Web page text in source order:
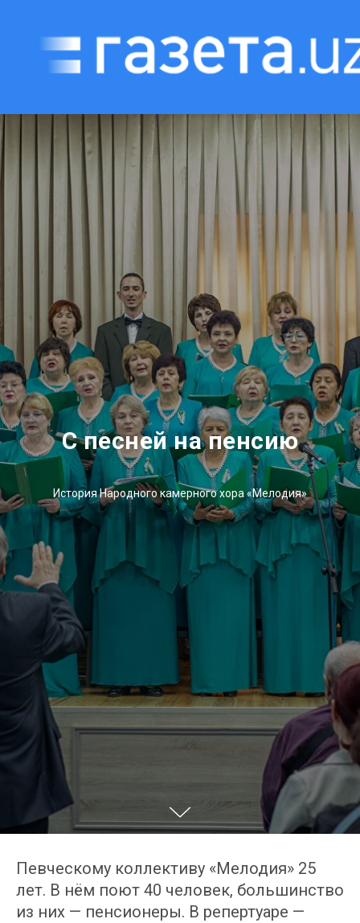
С песней на пенсию
История Народного камерного хора «Мелодия»
Певческому коллективу «Мелодия» 25
лет. В нём поют 40 человек, большинство
из них — пенсионеры. В репертуаре —